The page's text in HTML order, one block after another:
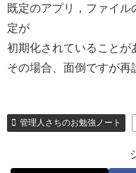
既定のアプリ，ファイ
定が
初期化されていることが
その場合、面倒ですが再
管理人さちのお勉強ノート